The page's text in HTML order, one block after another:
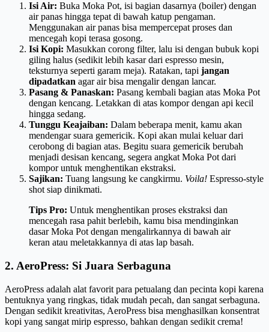
Isi Air: Buka Moka Pot, isi bagian dasarnya (boiler) dengan
air panas hingga tepat di bawah katup pengaman.
Menggunakan air panas bisa mempercepat proses dan
mencegah kopi terasa gosong.
Isi Kopi: Masukkan corong filter, lalu isi dengan bubuk kopi
giling halus (sedikit lebih kasar dari espresso mesin,
teksturnya seperti garam meja). Ratakan, tapi jangan
dipadatkan agar air bisa mengalir dengan lancar.
Pasang & Panaskan: Pasang kembali bagian atas Moka Pot
dengan kencang. Letakkan di atas kompor dengan api kecil
hingga sedang.
Tunggu Keajaiban: Dalam beberapa menit, kamu akan
mendengar suara gemericik. Kopi akan mulai keluar dari
cerobong di bagian atas. Begitu suara gemericik berubah
menjadi desisan kencang, segera angkat Moka Pot dari
kompor untuk menghentikan ekstraksi.
Sajikan: Tuang langsung ke cangkirmu. Voila! Espresso-style
shot siap dinikmati.
Tips Pro: Untuk menghentikan proses ekstraksi dan
mencegah rasa pahit berlebih, kamu bisa mendinginkan
dasar Moka Pot dengan mengalirkannya di bawah air
keran atau meletakkannya di atas lap basah.
2. AeroPress: Si Juara Serbaguna
AeroPress adalah alat favorit para petualang dan pecinta kopi karena
bentuknya yang ringkas, tidak mudah pecah, dan sangat serbaguna.
Dengan sedikit kreativitas, AeroPress bisa menghasilkan konsentrat
kopi yang sangat mirip espresso, bahkan dengan sedikit crema!